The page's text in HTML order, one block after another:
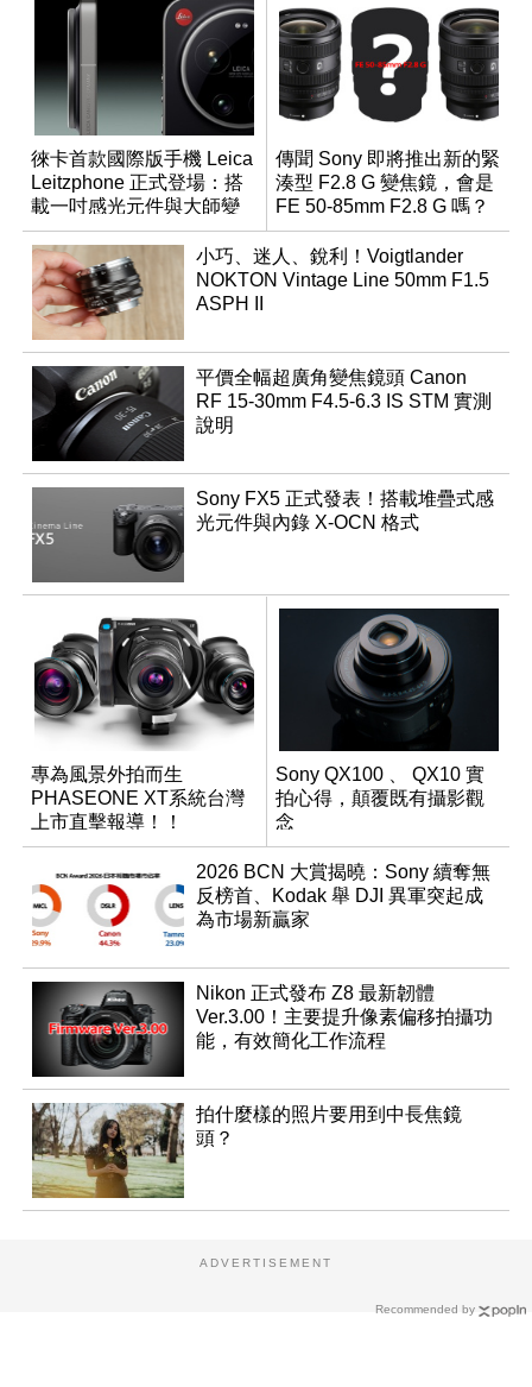
徠卡首款國際版手機 Leica
Leitzphone 正式登場：搭
載一吋感光元件與大師變
焦環
傳聞 Sony 即將推出新的緊
湊型 F2.8 G 變焦鏡，會是
FE 50-85mm F2.8 G 嗎？
小巧、迷人、銳利！Voigtlander
NOKTON Vintage Line 50mm F1.5
ASPH II
平價全幅超廣角變焦鏡頭 Canon
RF 15-30mm F4.5-6.3 IS STM 實測
說明
Sony FX5 正式發表！搭載堆疊式感
光元件與內錄 X-OCN 格式
專為風景外拍而生
PHASEONE XT系統台灣
上市直擊報導！！
Sony QX100 、 QX10 實
拍心得，顛覆既有攝影觀
念
2026 BCN 大賞揭曉：Sony 續奪無
反榜首、Kodak 舉 DJI 異軍突起成
為市場新贏家
Nikon 正式發布 Z8 最新韌體
Ver.3.00！主要提升像素偏移拍攝功
能，有效簡化工作流程
拍什麼樣的照片要用到中長焦鏡
頭？
Recommended by
ADVERTISEMENT